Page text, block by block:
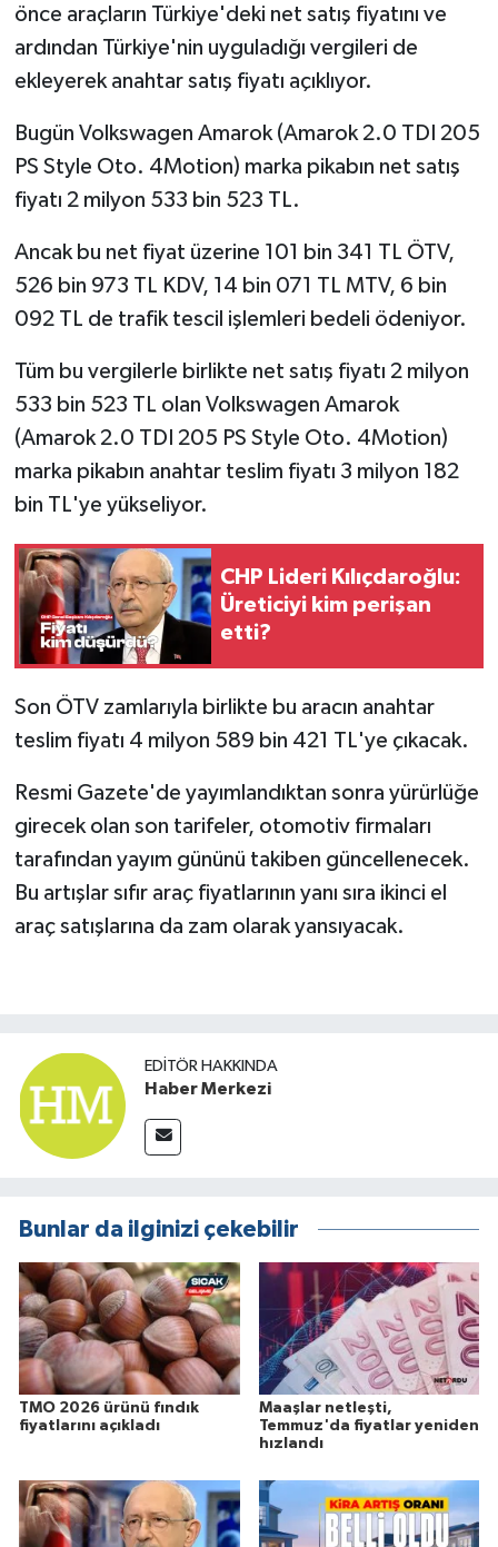
önce araçların Türkiye'deki net satış fiyatını ve
ardından Türkiye'nin uyguladığı vergileri de
ekleyerek anahtar satış fiyatı açıklıyor.
Bugün Volkswagen Amarok (Amarok 2.0 TDI 205
PS Style Oto. 4Motion) marka pikabın net satış
fiyatı 2 milyon 533 bin 523 TL.
Ancak bu net fiyat üzerine 101 bin 341 TL ÖTV,
526 bin 973 TL KDV, 14 bin 071 TL MTV, 6 bin
092 TL de trafik tescil işlemleri bedeli ödeniyor.
Tüm bu vergilerle birlikte net satış fiyatı 2 milyon
533 bin 523 TL olan Volkswagen Amarok
(Amarok 2.0 TDI 205 PS Style Oto. 4Motion)
marka pikabın anahtar teslim fiyatı 3 milyon 182
bin TL'ye yükseliyor.
CHP Lideri Kılıçdaroğlu:
Üreticiyi kim perişan
etti?
Son ÖTV zamlarıyla birlikte bu aracın anahtar
teslim fiyatı 4 milyon 589 bin 421 TL'ye çıkacak.
Resmi Gazete'de yayımlandıktan sonra yürürlüğe
girecek olan son tarifeler, otomotiv firmaları
tarafından yayım gününü takiben güncellenecek.
Bu artışlar sıfır araç fiyatlarının yanı sıra ikinci el
araç satışlarına da zam olarak yansıyacak.
EDITÖR HAKKINDA
Haber Merkezi
Bunlar da ilginizi çekebilir
TMO 2026 ürünü fındık
fiyatlarını açıkladı
Maaşlar netleşti,
Temmuz'da fiyatlar yeniden
hızlandı